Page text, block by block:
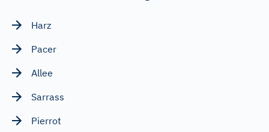
Harz
Pacer
Allee
Sarrass
Pierrot